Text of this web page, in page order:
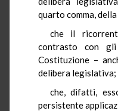
quarto comma,
che il
contrasto con
Costituzione –
delibera legislativa;
che, difatti,
persistente